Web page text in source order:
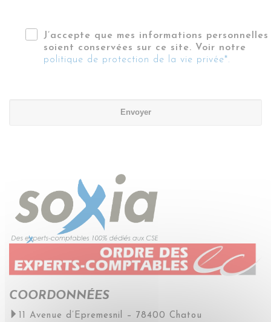
J’accepte que mes informations personnelles
soient conservées sur ce site. Voir notre
politique de protection de la vie privée*.
COORDONNÉES
11 Avenue d’Epremesnil – 78400 Chatou